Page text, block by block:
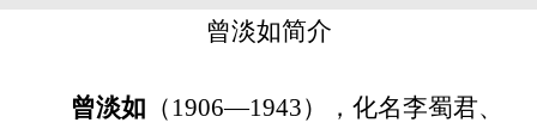
曾淡如简介
曾淡如 （1906—1943），化名李蜀君、